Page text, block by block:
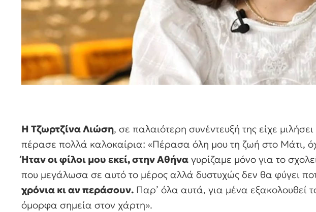
Η Τζωρτζίνα Λιώση, σε παλαιότερη συνέντευξή της είχε
πέρασε πολλά καλοκαίρια: «Πέρασα όλη μου τη ζωή στο Μάτι,
Ήταν οι φίλοι μου εκεί, στην Αθήνα γυρίζαμε μόνο για το
που μεγάλωσα σε αυτό το μέρος αλλά δυστυχώς δεν θα φύγει
χρόνια κι αν περάσουν. Παρ’ όλα αυτά, για μένα εξακολουθεί
όμορφα σημεία στον χάρτη».